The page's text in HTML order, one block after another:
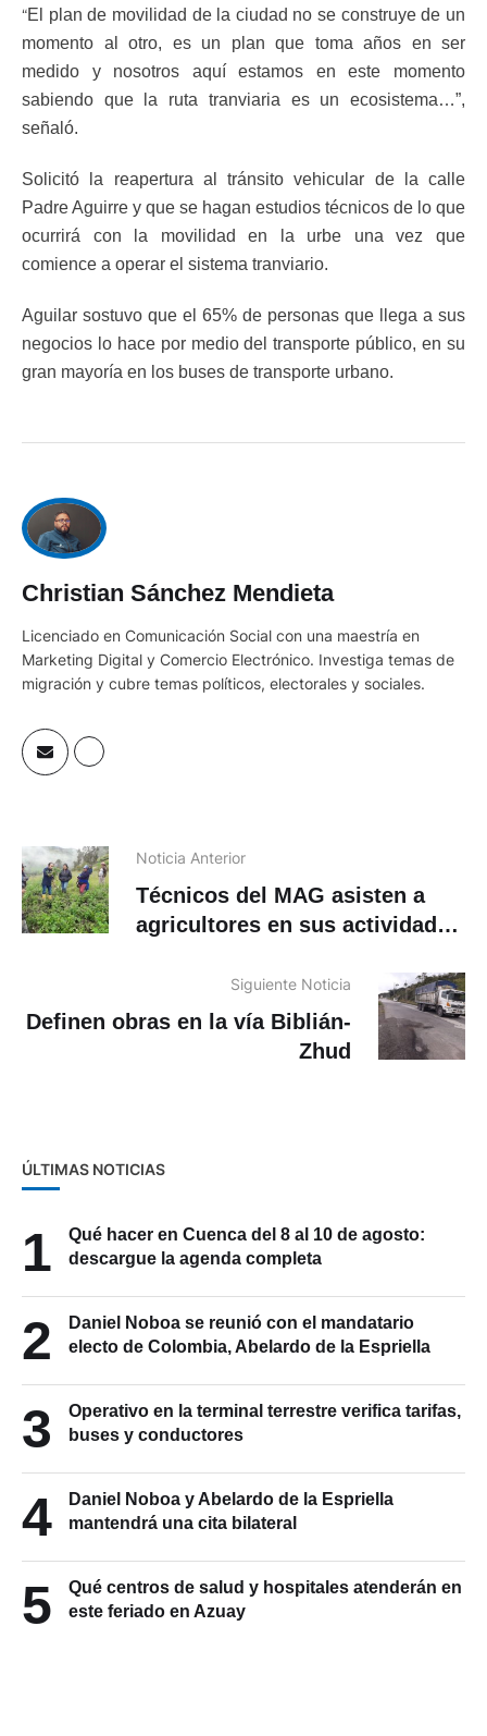
“El plan de movilidad de la ciudad no se construye de un
momento al otro, es un plan que toma años en ser
medido y nosotros aquí estamos en este momento
sabiendo que la ruta tranviaria es un ecosistema…”,
señaló.
Solicitó la reapertura al tránsito vehicular de la calle
Padre Aguirre y que se hagan estudios técnicos de lo que
ocurrirá con la movilidad en la urbe una vez que
comience a operar el sistema tranviario.
Aguilar sostuvo que el 65% de personas que llega a sus
negocios lo hace por medio del transporte público, en su
gran mayoría en los buses de transporte urbano.
Christian Sánchez Mendieta
Licenciado en Comunicación Social con una maestría en
Marketing Digital y Comercio Electrónico. Investiga temas de
migración y cubre temas políticos, electorales y sociales.
Noticia Anterior
Técnicos del MAG asisten a
agricultores en sus actividades
Siguiente Noticia
Definen obras en la vía Biblián-
Zhud
ÚLTIMAS NOTICIAS
1
Qué hacer en Cuenca del 8 al 10 de agosto:
descargue la agenda completa
2
Daniel Noboa se reunió con el mandatario
electo de Colombia, Abelardo de la Espriella
3
Operativo en la terminal terrestre verifica tarifas,
buses y conductores
4
Daniel Noboa y Abelardo de la Espriella
mantendrá una cita bilateral
5
Qué centros de salud y hospitales atenderán en
este feriado en Azuay